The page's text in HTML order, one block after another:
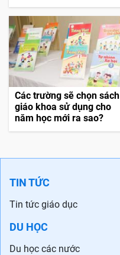
Các trường sẽ chọn sách
giáo khoa sử dụng cho
năm học mới ra sao?
TIN TỨC
Tin tức giáo dục
DU HỌC
Du học các nước